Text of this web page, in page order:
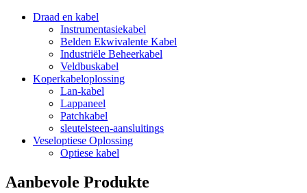
Draad en kabel
Instrumentasiekabel
Belden Ekwivalente Kabel
Industriële Beheerkabel
Veldbuskabel
Koperkabeloplossing
Lan-kabel
Lappaneel
Patchkabel
sleutelsteen-aansluitings
Veseloptiese Oplossing
Optiese kabel
Aanbevole Produkte